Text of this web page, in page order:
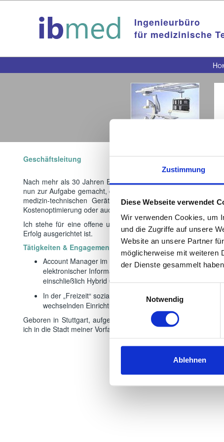
Zustimmung
Diese Webseite verwendet
Wir verwenden Cookies, um
und die Zugriffe auf unsere
Website an unsere Partner
möglicherweise mit weiteren
der Dienste gesammelt
Notwendig
Ablehnen
Ingenieurbüro
für medizinische
Geschäftsleitung
Nach mehr als 30 Jahren Erfahrung im Gesundheitssektor
nun zur Aufgabe gemacht, den Kunden mit meinem Wissen
medizin-technischen Geräten und mit Hilfe meines
Kostenoptimierung oder auch differenzierten Lösungen für
Ich stehe für eine offene und partnerschaftliche
Erfolg ausgerichtet ist.
Tätigkeiten & Engagement
Account Manager im Gesundheitsbereich für Bildgebende
elektronischer Informationssysteme, Spezialvertrieb
einschließlich Hybrid OP´s sowie Screeningsysteme in
In der „Freizeit“ soziales Engagement in einer
wechselnden Einrichtungen.
Geboren in Stuttgart, aufgewachsen in Südafrika, mit 16
ich in die Stadt meiner Vorfahren – Dresden – nach der Wende